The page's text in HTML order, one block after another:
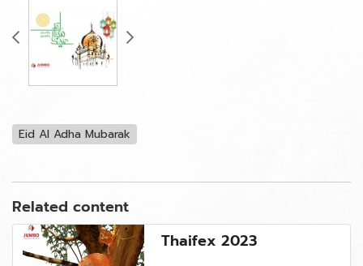
Eid Al Adha Mubarak
Related content
Thaifex 2023